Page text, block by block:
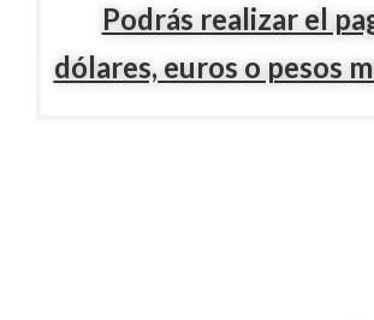
Podrás realizar el
dólares, euros o pesos